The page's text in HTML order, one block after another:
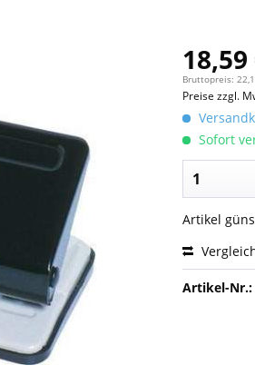
Bruttopreis:
Preise zzgl.
Sofort
Artikel
Artikel-Nr.: